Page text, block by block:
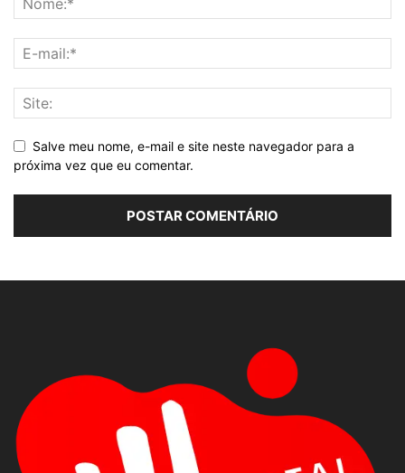
Salve meu nome, e-mail e site neste navegador para a
próxima vez que eu comentar.